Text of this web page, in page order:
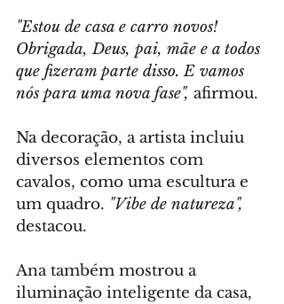
"Estou de casa e carro novos!
Obrigada, Deus, pai, mãe e a todos
que fizeram parte disso. E vamos
nós para uma nova fase", afirmou.
Na decoração, a artista incluiu
diversos elementos com
cavalos, como uma escultura e
um quadro. "Vibe de natureza",
destacou.
Ana também mostrou a
iluminação inteligente da casa,